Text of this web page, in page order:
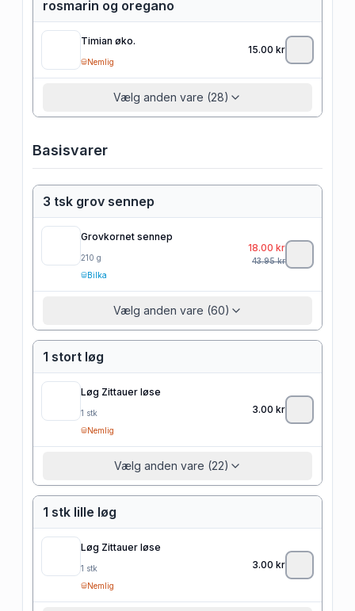
rosmarin og oregano
Timian øko.
Nemlig
15.00 kr
Vælg anden vare (28)
Basisvarer
3 tsk grov sennep
Grovkornet sennep
210 g
Bilka
18.00 kr
43.95kr
Vælg anden vare (60)
1 stort løg
Løg Zittauer løse
1 stk
Nemlig
3.00 kr
Vælg anden vare (22)
1 stk lille løg
Løg Zittauer løse
1 stk
Nemlig
3.00 kr